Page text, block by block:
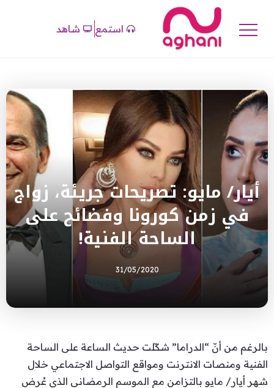
استمع شاهد
أيار/ مايو: تصريحات جريئة، زواج
في زمن كورونا وفضائح على
الساحة الفنية!
31/05/2020
بالرغم من أنّ “الدراما” شكّلت حديث الساعة على الساحة
الفنية ومنصات الانترنت ومواقع التواصل الاجتماعي خلال
شهر أيار/ مايو بالتزامن مع الموسم الرمضاني الذي عُرض